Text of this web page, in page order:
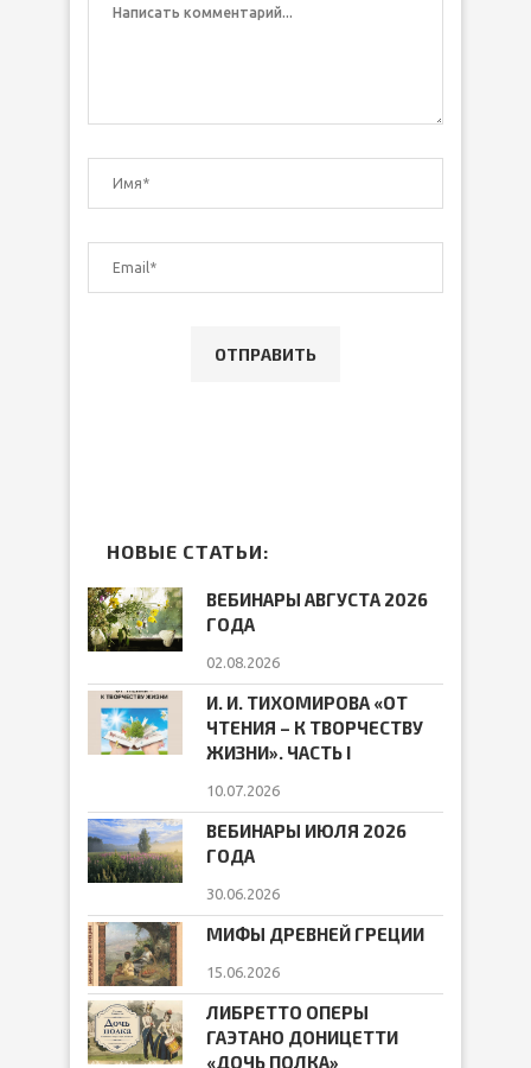
НОВЫЕ СТАТЬИ:
ВЕБИНАРЫ АВГУСТА 2026
ГОДА
02.08.2026
И. И. ТИХОМИРОВА «ОТ
ЧТЕНИЯ – К ТВОРЧЕСТВУ
ЖИЗНИ». ЧАСТЬ I
10.07.2026
ВЕБИНАРЫ ИЮЛЯ 2026
ГОДА
30.06.2026
МИФЫ ДРЕВНЕЙ ГРЕЦИИ
15.06.2026
ЛИБРЕТТО ОПЕРЫ
ГАЭТАНО ДОНИЦЕТТИ
«ДОЧЬ ПОЛКА»